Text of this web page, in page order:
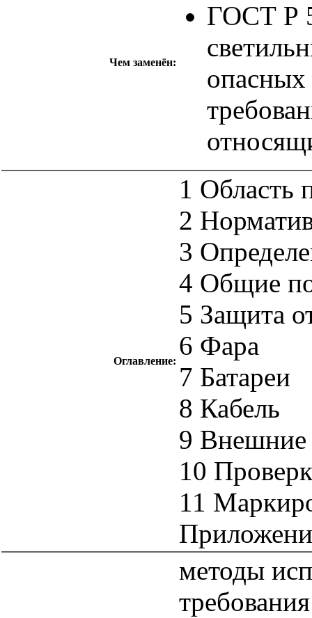
Чем заменён:
ГОСТ Р
опасных
Оглавление:
1 Область
2
3
4 Общие
5 Защита
6 Фара
7 Батареи
8 Кабель
9 Внешние
10
11
методы